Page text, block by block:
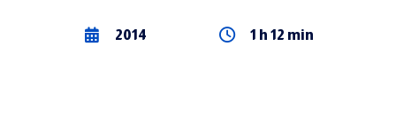
2014 1 h 12 min